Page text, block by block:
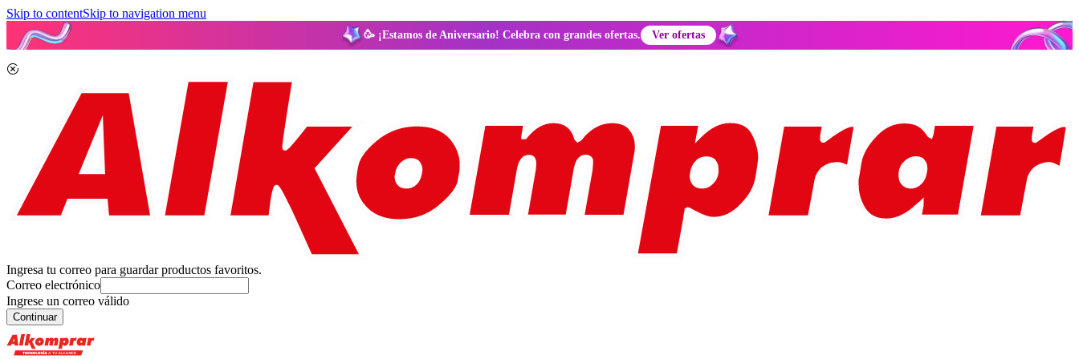
Skip to contentSkip to navigation menu
🥳 ¡Estamos de Aniversario! Celebra con grandes ofertas. Ver ofertas
Ingresa tu correo para guardar productos favoritos.
Correo electrónico
Ingrese un correo válido
Continuar